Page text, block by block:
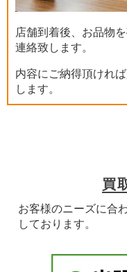
店舗到着後、お品物
連絡致します。
内容にご納得頂けれ
します。
買
お客様のニーズに合
しております。